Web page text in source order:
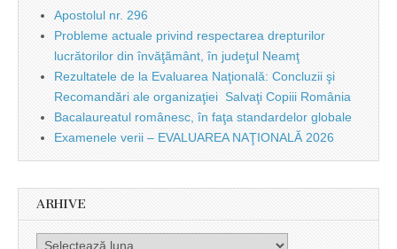
Apostolul nr. 296
Probleme actuale privind respectarea drepturilor
lucrătorilor din învăţământ, în judeţul Neamţ
Rezultatele de la Evaluarea Naţională: Concluzii şi
Recomandări ale organizaţiei Salvaţi Copiii România
Bacalaureatul românesc, în faţa standardelor globale
Examenele verii – EVALUAREA NAŢIONALĂ 2026
ARHIVE
Arhive